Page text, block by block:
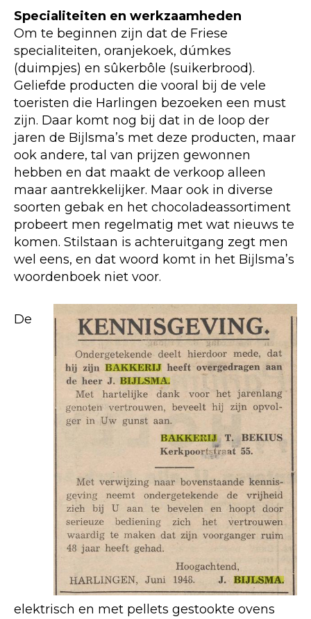
Specialiteiten en werkzaamheden
Om te beginnen zijn dat de Friese
specialiteiten, oranjekoek, dúmkes
(duimpjes) en sûkerbôle (suikerbrood).
Geliefde producten die vooral bij de vele
toeristen die Harlingen bezoeken een must
zijn. Daar komt nog bij dat in de loop der
jaren de Bijlsma’s met deze producten, maar
ook andere, tal van prijzen gewonnen
hebben en dat maakt de verkoop alleen
maar aantrekkelijker. Maar ook in diverse
soorten gebak en het chocoladeassortiment
probeert men regelmatig met wat nieuws te
komen. Stilstaan is achteruitgang zegt men
wel eens, en dat woord komt in het Bijlsma’s
woordenboek niet voor.
De
elektrisch en met pellets gestookte ovens